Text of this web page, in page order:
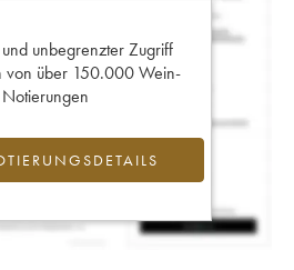
unbegrenzter Zugriff
von über 150.000 Wein-
Notierungen